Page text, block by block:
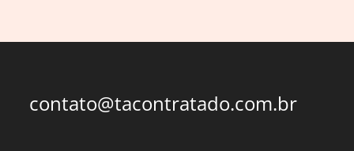
contato@tacontratado.com.br